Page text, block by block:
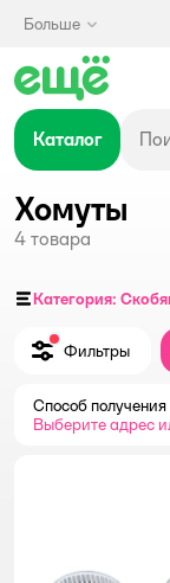
Больше
Каталог
Хомуты
4 товара
Категория:
Фильтры
Способ получения
Выберите адрес